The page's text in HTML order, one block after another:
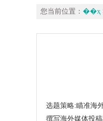
您当前位置： ��ҳ
选题策略:瞄准海
撰写海外媒体投